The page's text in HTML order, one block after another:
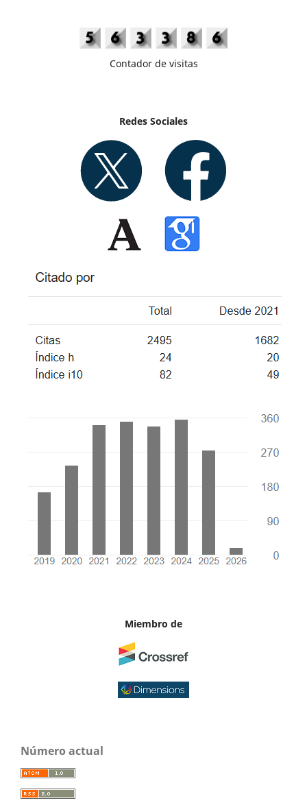
Contador de visitas
Redes Sociales
Miembro de
Número actual